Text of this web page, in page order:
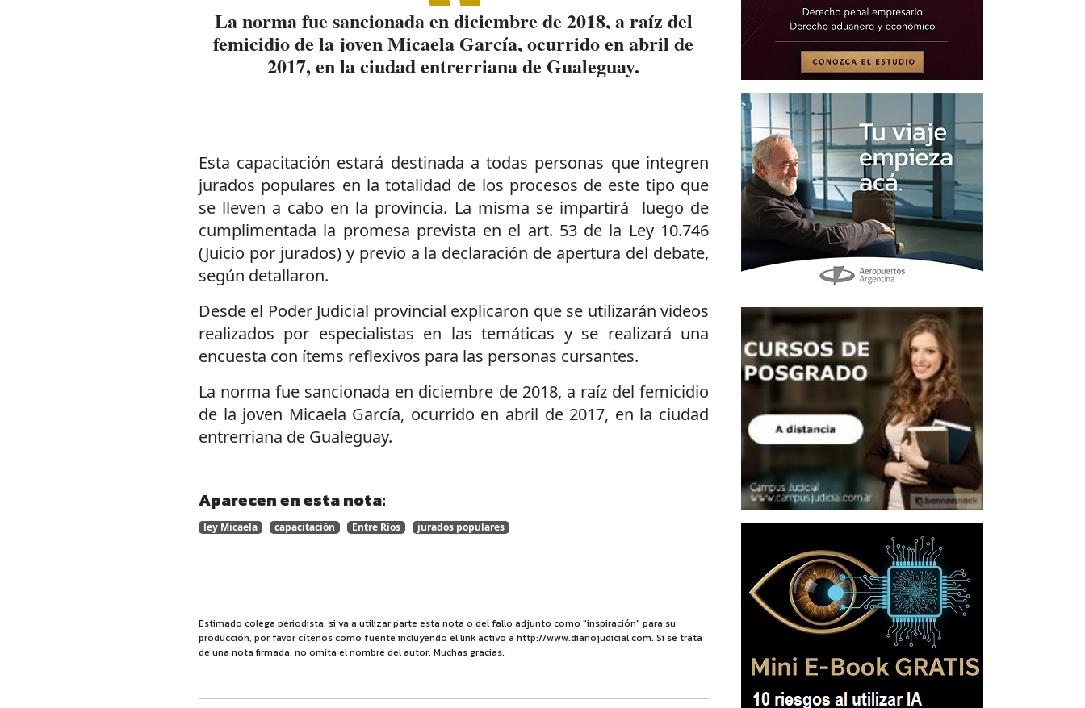
La norma fue sancionada en diciembre de 2018, a raíz del
femicidio de la joven Micaela García, ocurrido en abril de
2017, en la ciudad entrerriana de Gualeguay.
Esta capacitación estará destinada a todas personas que integren
jurados populares en la totalidad de los procesos de este tipo que
se lleven a cabo en la provincia. La misma se impartirá luego de
cumplimentada la promesa prevista en el art. 53 de la Ley 10.746
(Juicio por jurados) y previo a la declaración de apertura del debate,
según detallaron.
Desde el Poder Judicial provincial explicaron que se utilizarán videos
realizados por especialistas en las temáticas y se realizará una
encuesta con ítems reflexivos para las personas cursantes.
La norma fue sancionada en diciembre de 2018, a raíz del femicidio
de la joven Micaela García, ocurrido en abril de 2017, en la ciudad
entrerriana de Gualeguay.
Aparecen en esta nota:
ley Micaela capacitación Entre Ríos jurados populares
Estimado colega periodista: si va a utilizar parte esta nota o del fallo adjunto como "inspiración" para su
producción, por favor cítenos como fuente incluyendo el link activo a http://www.diariojudicial.com. Si se trata
de una nota firmada, no omita el nombre del autor. Muchas gracias.